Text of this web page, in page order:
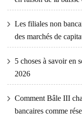
Les filiales non
des marchés de
5 choses à savoir en
2026
Comment Bâle III
bancaires comme